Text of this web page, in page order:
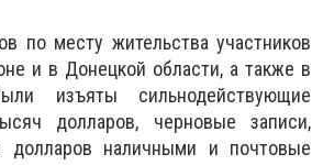
по месту жительства участников
и в Донецкой области, а также в
изъяты сильнодействующие
долларов, черновые записи,
долларов наличными и почтовые